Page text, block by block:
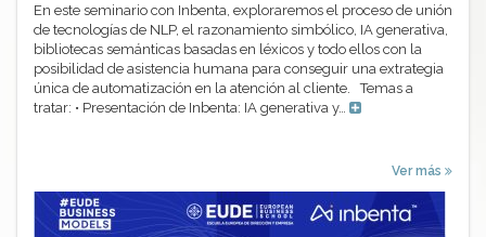
En este seminario con Inbenta, exploraremos el proceso de unión
de tecnologías de NLP, el razonamiento simbólico, IA generativa,
bibliotecas semánticas basadas en léxicos y todo ellos con la
posibilidad de asistencia humana para conseguir una extrategia
única de automatización en la atención al cliente. Temas a
tratar: • Presentación de Inbenta: IA generativa y…
Ver más